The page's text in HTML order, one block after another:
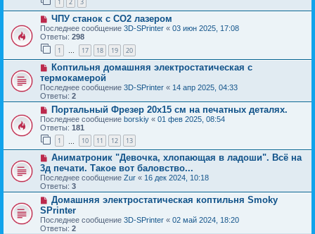
ЧПУ станок с CO2 лазером
Последнее сообщение 3D-SPrinter « 03 июн 2025, 17:08
Ответы: 298
1 … 17 18 19 20
Коптильня домашняя электростатическая с
термокамерой
Последнее сообщение 3D-SPrinter « 14 апр 2025, 04:33
Ответы: 2
Портальный Фрезер 20х15 см на печатных деталях.
Последнее сообщение borskiy « 01 фев 2025, 08:54
Ответы: 181
1 10 11 12 13
Аниматроник "Девочка, хлопающая в ладоши". Всё на
3д печати. Такое вот баловство...
Последнее сообщение Zur « 16 дек 2024, 10:18
Ответы: 3
Домашняя электростатическая коптильня Smoky
SPrinter
Последнее сообщение 3D-SPrinter « 02 май 2024, 18:20
Ответы: 2